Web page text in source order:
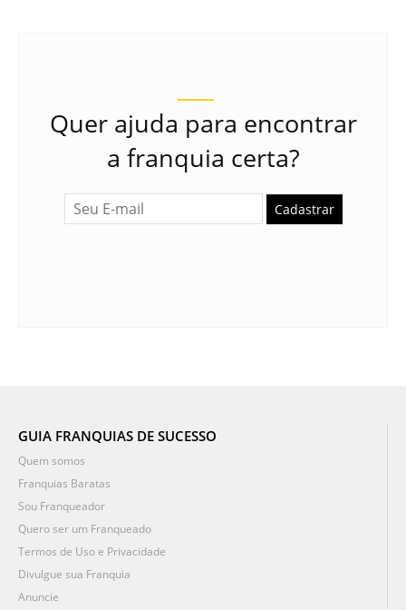
Quer ajuda para encontrar
a franquia certa?
Cadastrar
GUIA FRANQUIAS DE SUCESSO
Quem somos
Franquias Baratas
Sou Franqueador
Quero ser um Franqueado
Termos de Uso e Privacidade
Divulgue sua Franquia
Anuncie